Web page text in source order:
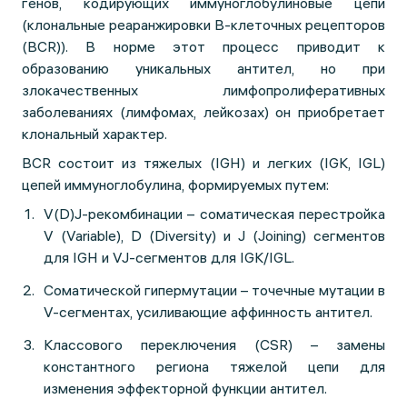
(клональные реаранжировки B-клеточных рецепторов
(BCR)). В норме этот процесс приводит к
образованию уникальных антител, но при
злокачественных лимфопролиферативных
заболеваниях (лимфомах, лейкозах) он приобретает
клональный характер.
BCR состоит из тяжелых (IGH) и легких (IGK, IGL)
цепей иммуноглобулина, формируемых путем:
V(D)J-рекомбинации – соматическая перестройка
V (Variable), D (Diversity) и J (Joining) сегментов
для IGH и VJ-сегментов для IGK/IGL.
Соматической гипермутации – точечные мутации в
V-сегментах, усиливающие аффинность антител.
Классового переключения (CSR) – замены
константного региона тяжелой цепи для
изменения эффекторной функции антител.